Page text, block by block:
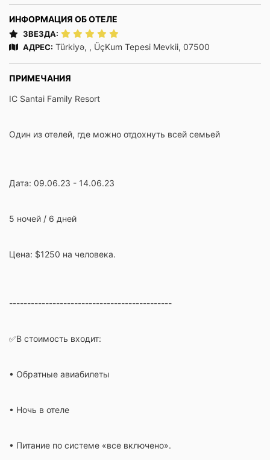
ИНФОРМАЦИЯ ОБ ОТЕЛЕ
ЗВЕЗДА:
АДРЕС: Türkiyə, , ÜçKum Tepesi Mevkii, 07500
ПРИМЕЧАНИЯ
IC Santai Family Resort
Один из отелей, где можно отдохнуть всей семьей
Дата: 09.06.23 - 14.06.23
5 ночей / 6 дней
Цена: $1250 на человека.
---------------------------------------------
✅В стоимость входит:
• Обратные авиабилеты
• Ночь в отеле
• Питание по системе «все включено».